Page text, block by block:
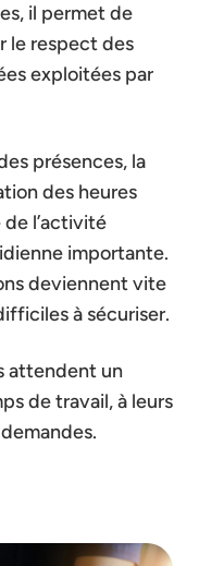
il permet de
le respect des
exploitées par
présences, la
des heures
l’activité
importante.
deviennent vite
à sécuriser.
attendent un
de travail, à leurs